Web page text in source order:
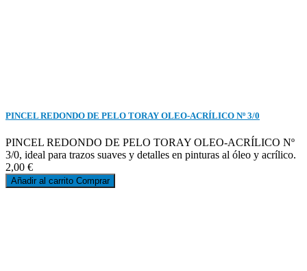
PINCEL REDONDO DE PELO TORAY OLEO-ACRÍLICO Nº 3/0
PINCEL REDONDO DE PELO TORAY OLEO-ACRÍLICO Nº
3/0, ideal para trazos suaves y detalles en pinturas al óleo y acrílico.
2,00 €
Añadir al carrito Comprar